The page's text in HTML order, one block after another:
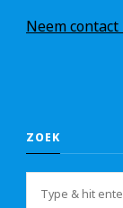
Neemcontact
ZOEK